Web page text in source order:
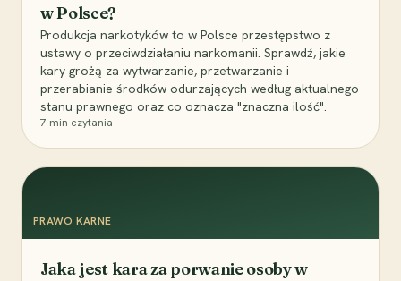
w Polsce?
Produkcja narkotyków to w Polsce przestępstwo z
ustawy o przeciwdziałaniu narkomanii. Sprawdź, jakie
kary grożą za wytwarzanie, przetwarzanie i
przerabianie środków odurzających według aktualnego
stanu prawnego oraz co oznacza "znaczna ilość".
7 min czytania
PRAWO KARNE
Jaka jest kara za porwanie osoby w